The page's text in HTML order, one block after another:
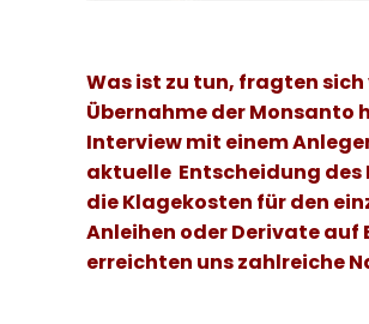
Was ist zu tun, fragten sich
Übernahme der Monsanto
Interview mit einem
aktuelle Entscheidung
die Klagekosten für den
Anleihen oder Derivate auf
erreichten uns zahlreiche